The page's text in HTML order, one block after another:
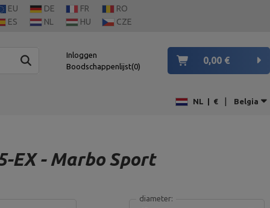
EU DE FR
RO
ES NL HU CZE
Inloggen
Boodschappenlijst 0
0,00 €
NL € | Belgia
EX - Marbo Sport
diameter: